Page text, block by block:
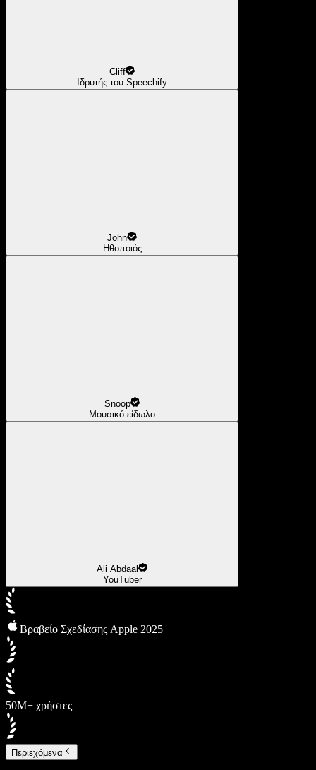
Cliff
Ιδρυτής του Speechify
John
Ηθοποιός
Snoop
Μουσικό είδωλο
Ali Abdaal
YouTuber
Βραβείο Σχεδίασης Apple 2025
50M+ χρήστες
Περιεχόμενα